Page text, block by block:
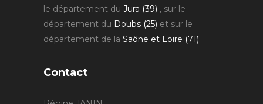
le département du Jura (39) , sur le
département du Doubs (25) et sur le
département de la Saône et Loire (71).
Contact